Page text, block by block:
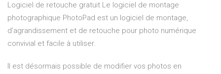
Logiciel de retouche gratuit Le logiciel de montage
photographique PhotoPad est un logiciel de montage,
d'agrandissement et de retouche pour photo numérique
convivial et facile à utiliser.
Il est désormais possible de modifier vos photos en